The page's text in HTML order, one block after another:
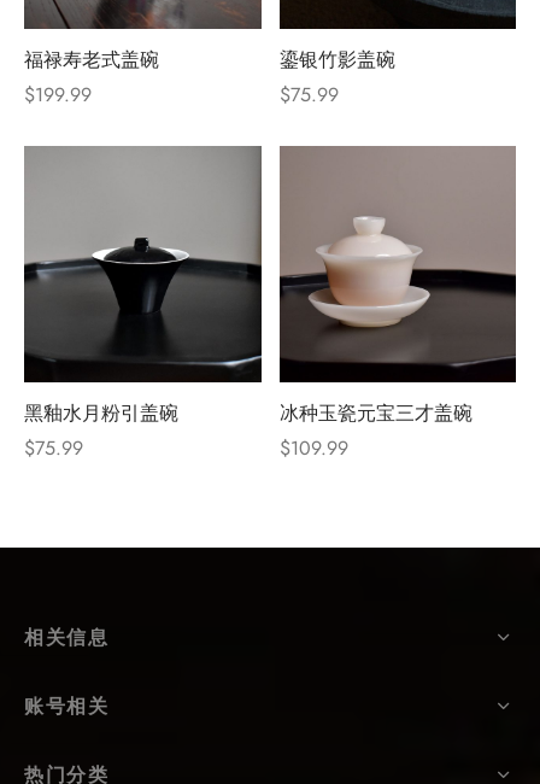
福禄寿老式盖碗
$199.99
鎏银竹影盖碗
$75.99
黑釉水月粉引盖碗
$75.99
冰种玉瓷元宝三才盖碗
$109.99
相关信息
账号相关
热门分类